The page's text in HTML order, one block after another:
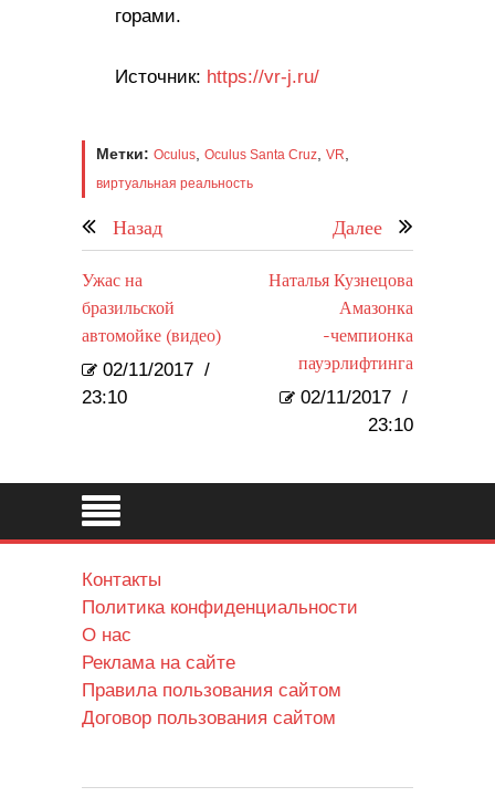
горами.
Источник: https://vr-j.ru/
Метки: Oculus Oculus Santa Cruz VR
виртуальная реальность
Назад Далее
Ужас на
бразильской
автомойке (видео)
02/11/2017 /
23:10
Наталья Кузнецова
Амазонка
-чемпионка
пауэрлифтинга
02/11/2017 /
23:10
Контакты
Политика конфиденциальности
О нас
Реклама на сайте
Правила пользования сайтом
Договор пользования сайтом